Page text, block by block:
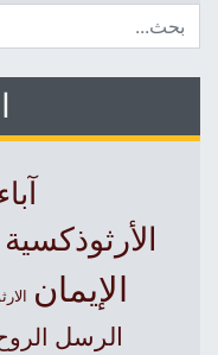
آباء
الأرثوذكسية
الإيمان
الرسل